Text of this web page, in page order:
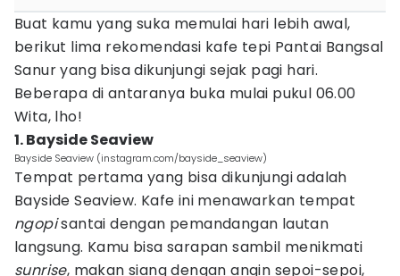
Buat kamu yang suka memulai hari lebih awal,
berikut lima rekomendasi kafe tepi Pantai Bangsal
Sanur yang bisa dikunjungi sejak pagi hari.
Beberapa di antaranya buka mulai pukul 06.00
Wita, lho!
1. Bayside Seaview
Bayside Seaview (instagram.com/bayside_seaview)
Tempat pertama yang bisa dikunjungi adalah
Bayside Seaview. Kafe ini menawarkan tempat
ngopisantai dengan pemandangan lautan
langsung. Kamu bisa sarapan sambil menikmati
sunrise, makan siang dengan angin sepoi-sepoi,